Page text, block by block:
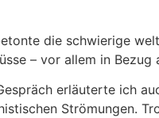
die schwierige
– vor allem in
erläuterte ich
Strömungen.